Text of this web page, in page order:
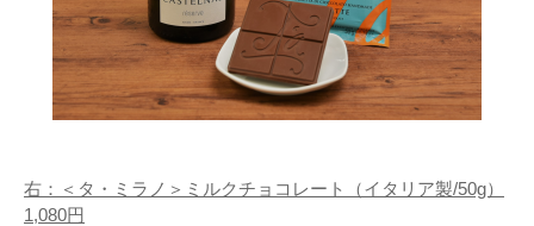
右：＜タ・ミラノ＞ミルクチョコレート（イタリア製/50g）
1,080円